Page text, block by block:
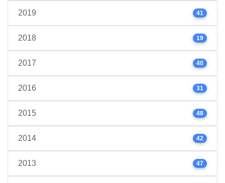
2019 41
2018 19
2017 40
2016 31
2015 48
2014 42
2013 47